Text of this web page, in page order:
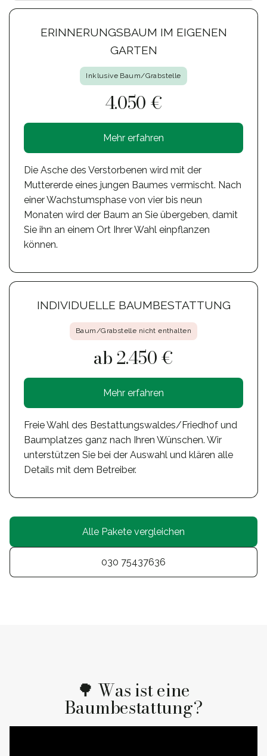
ERINNERUNGSBAUM IM EIGENEN
GARTEN
Inklusive Baum/Grabstelle
4.050 €
Mehr erfahren
Die Asche des Verstorbenen wird mit der
Muttererde eines jungen Baumes vermischt. Nach
einer Wachstumsphase von vier bis neun
Monaten wird der Baum an Sie übergeben, damit
Sie ihn an einem Ort Ihrer Wahl einpflanzen
können.
INDIVIDUELLE BAUMBESTATTUNG
Baum/Grabstelle nicht enthalten
ab 2.450 €
Mehr erfahren
Freie Wahl des Bestattungswaldes/Friedhof und
Baumplatzes ganz nach Ihren Wünschen. Wir
unterstützen Sie bei der Auswahl und klären alle
Details mit dem Betreiber.
Alle Pakete vergleichen
030 75437636
🌳 Was ist eine
Baumbestattung?